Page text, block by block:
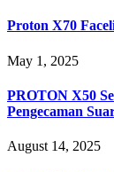
Proton X70
May 1, 2025
PROTON X50
Pengecaman
August 14, 2025